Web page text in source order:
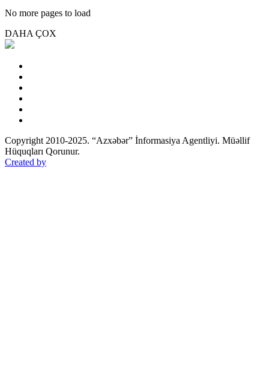
No more pages to load
DAHA ÇOX
Copyright 2010-2025. “Azxəbər” İnformasiya Agentliyi. Müəllif
Hüquqları Qorunur.
Created by